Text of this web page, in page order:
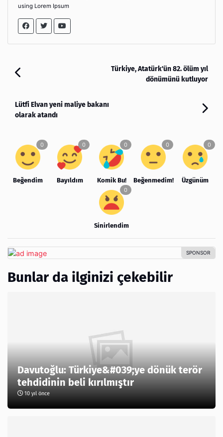
using Lorem Ipsum
Türkiye, Atatürk'ün 82. ölüm yıl
dönümünü kutluyor
Lütfi Elvan yeni maliye bakanı
olarak atandı
Beğendim Bayıldım Komik Bu! Beğenmedim! Üzgünüm
Sinirlendim
Bunlar da ilginizi çekebilir
Davutoğlu: Türkiye&#039;ye dönük terör
tehdidinin beli kırılmıştır
10 yıl önce